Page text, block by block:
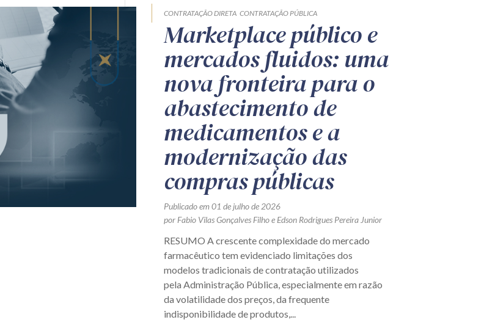
CONTRATAÇÃO DIRETA CONTRATAÇÃO PÚBLICA
Marketplace público e
mercados fluidos: uma
nova fronteira para o
abastecimento de
medicamentos e a
modernização das
compras públicas
Publicado em 01 de julho de 2026
por Fabio Vilas Gonçalves Filhoe Edson Rodrigues Pereira Junior
RESUMO A crescente complexidade do mercado
farmacêutico tem evidenciado limitações dos
modelos tradicionais de contratação utilizados
pela Administração Pública, especialmente em razão
da volatilidade dos preços, da frequente
indisponibilidade de produtos,...